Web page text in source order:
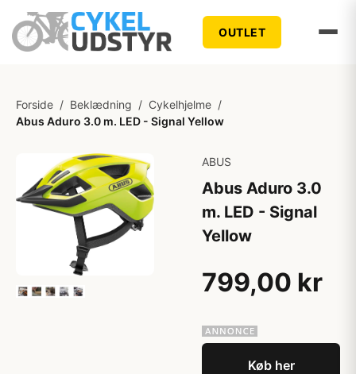
OUTLET
Forside / Beklædning / Cykelhjelme /
Abus Aduro 3.0 m. LED - Signal Yellow
ABUS
Abus Aduro 3.0
m. LED - Signal
Yellow
799,00 kr
Køb her